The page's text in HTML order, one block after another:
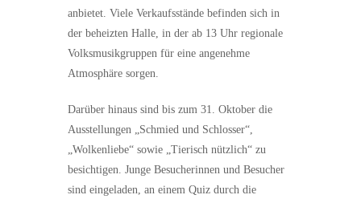
anbietet. Viele Verkaufsstände befinden sich in
der beheizten Halle, in der ab 13 Uhr regionale
Volksmusikgruppen für eine angenehme
Atmosphäre sorgen.
Darüber hinaus sind bis zum 31. Oktober die
Ausstellungen „Schmied und Schlosser“,
„Wolkenliebe“ sowie „Tierisch nützlich“ zu
besichtigen. Junge Besucherinnen und Besucher
sind eingeladen, an einem Quiz durch die